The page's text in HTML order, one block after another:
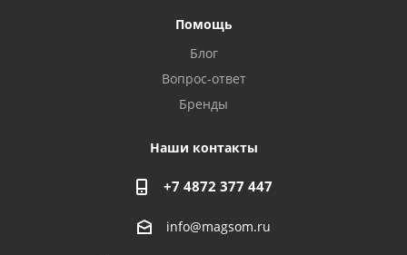
Помощь
Блог
Вопрос-ответ
Бренды
Наши контакты
+7 4872 377 447
info@magsom.ru